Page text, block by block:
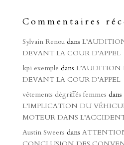
Commentaires
Sylvain Renoudans
DEVANT LA COUR D’APPEL
kpi exemple dans L’AUDITION
DEVANT LA COUR D’APPEL
vêtements dégriffés femmes dans
L’IMPLICATION DU
MOTEUR DANS
Austin Sweers dans